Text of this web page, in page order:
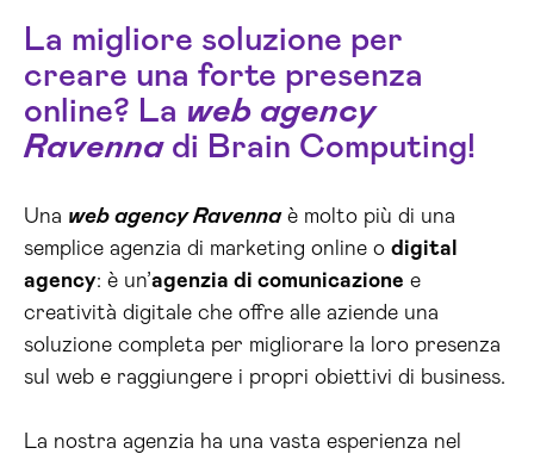
La migliore soluzione per
creare una forte presenza
online? La web agency
Ravennadi Brain Computing!
Una web agency Ravennaè molto più di una
semplice agenzia di marketing online o digital
agency: è un’agenzia di comunicazione e
creatività digitale che offre alle aziende una
soluzione completa per migliorare la loro presenza
sul web e raggiungere i propri obiettivi di business.
La nostra agenzia ha una vasta esperienza nel